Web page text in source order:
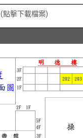
(點擊下載檔案)